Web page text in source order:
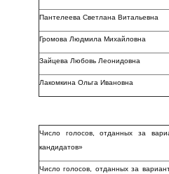
Пантелеева Светлана Витальевна
Громова Людмила Михайловна
Зайцева Любовь Леонидовна
Лакомкина Ольга Ивановна
Число голосов, отданных за
кандидатов»
Число голосов, отданных за